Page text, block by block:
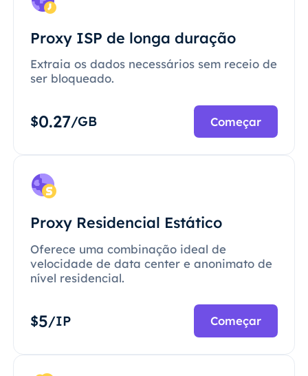
Proxy ISP de longa duração
Extraia os dados necessários sem receio de
ser bloqueado.
$0.27/GB Começar
Proxy Residencial Estático
Oferece uma combinação ideal de
velocidade de data center e anonimato de
nível residencial.
$5/IP Começar